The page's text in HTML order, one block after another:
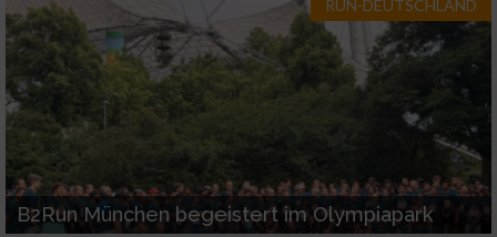
RUN-DEUTSCHLAND
B2Run München begeistert im Olympiapark